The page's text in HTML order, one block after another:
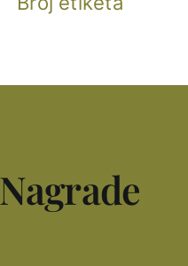
Nagrade